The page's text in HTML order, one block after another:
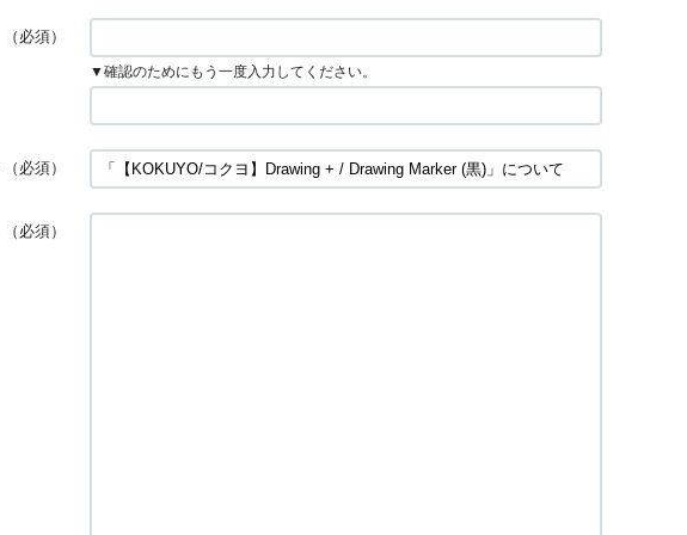
（必須）
▼確認のためにもう一度入力してください。
（必須）
（必須）